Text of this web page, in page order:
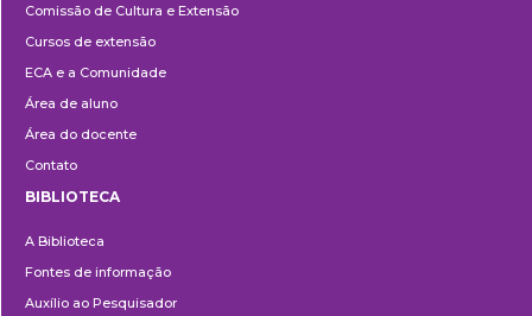
e
Extensão
Comissão de Cultura e Extensão
Cursos de extensão
ECA e a Comunidade
Área de aluno
Área do docente
Contato
BIBLIOTECA
A Biblioteca
Fontes de informação
Auxílio ao Pesquisador